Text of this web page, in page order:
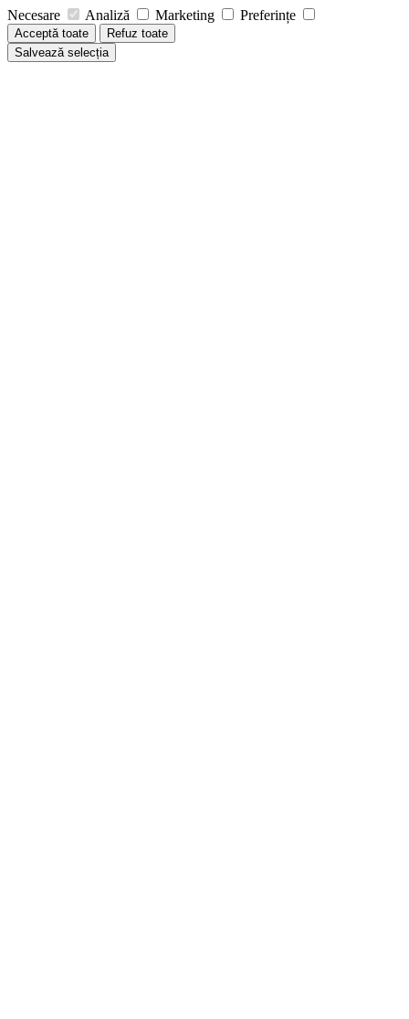
Necesare Analiză Marketing Preferințe
Acceptă toate
Refuz toate
Salvează selecția